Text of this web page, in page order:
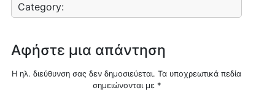
Category:
Αφήστε μια απάντηση
Η ηλ. διεύθυνση σας δεν δημοσιεύεται. Τα υποχρεωτικά πεδία
σημειώνονται με *